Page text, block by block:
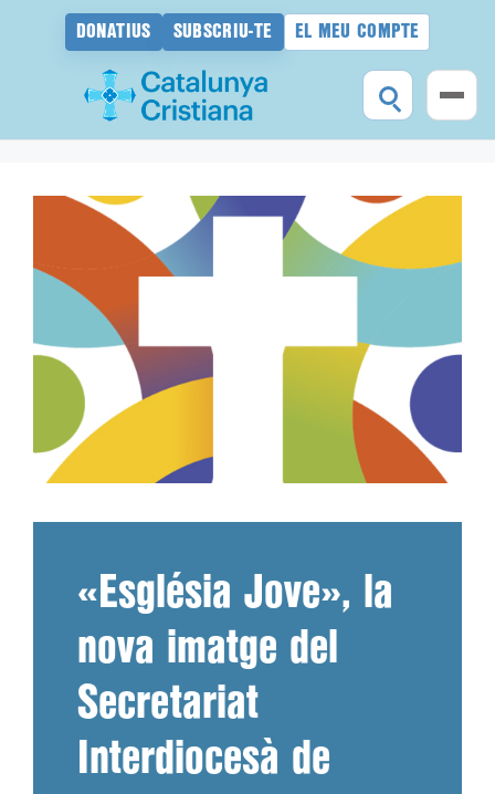
DONATIUS SUBSCRIU-TE EL MEU COMPTE
«Església Jove», la
nova imatge del
Secretariat
Interdiocesà de